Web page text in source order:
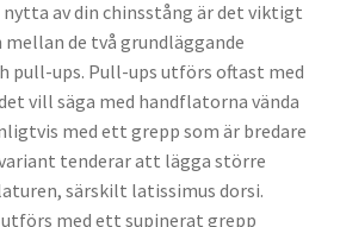
av din chinsstång är det viktigt
de två grundläggande
pull-ups. Pull-ups utförs oftast med
vill säga med handflatorna vända
med ett grepp som är bredare
tenderar att lägga större
särskilt latissimus dorsi.
utförs med ett supinerat grepp